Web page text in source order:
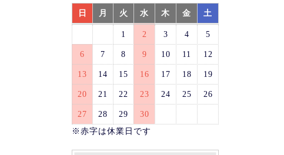
日 月 火 水 木 金 土
1 2 3 4 5
6 7 8 9 10 11 12
13 14 15 16 17 18 19
20 21 22 23 24 25 26
27 28 29
30
※赤字は休業日です